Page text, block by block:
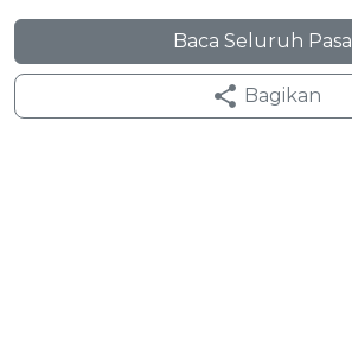
Baca Seluruh Pasal
Bagikan